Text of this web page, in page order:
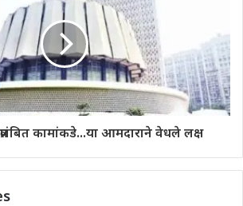
कामांकडे...या आमदाराने वेधले लक्ष